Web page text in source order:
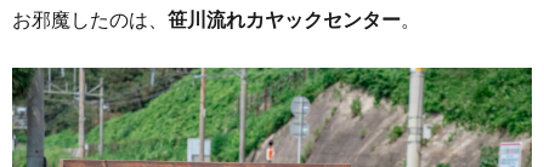
お邪魔したのは、 笹川流れカヤックセンター。